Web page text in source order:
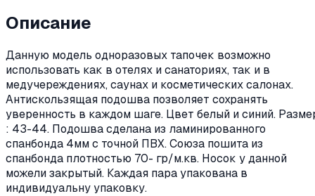
Описание
Данную модель одноразовых тапочек возможно
использовать как в отелях и санаториях, так и в
медучереждениях, саунах и косметических салонах.
Антискользящая подошва позволяет сохранять
уверенность в каждом шаге. Цвет белый и синий.
: 43-44. Подошва сделана из ламинированного
спанбонда 4мм с точной ПВХ. Союза пошита из
спанбонда плотностью 70- гр/м.кв. Носок у данной
можели закрытый. Каждая пара упакована в
индивидуальну упаковку.